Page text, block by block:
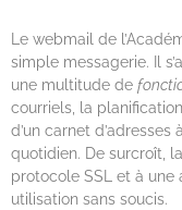
Le webmail de
simple messagerie. Il
une multitude de
courriels, la
d’un carnet
quotidien. De surcroît,
protocole SSL et à
utilisation sans soucis.